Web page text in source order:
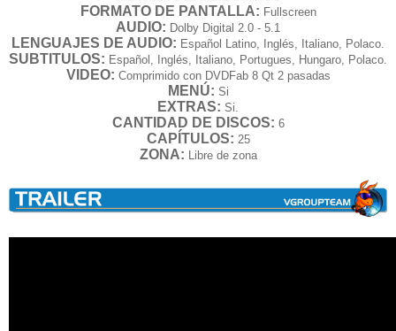
FORMATO DE PANTALLA: Fullscreen
AUDIO: Dolby Digital 2.0 - 5.1
LENGUAJES DE AUDIO: Español Latino, Inglés, Italiano, Polaco.
SUBTITULOS: Español, Inglés, Italiano, Portugues, Hungaro, Polaco.
VIDEO: Comprimido con DVDFab 8 Qt 2 pasadas
MENÚ: Si
EXTRAS: Si.
CANTIDAD DE DISCOS: 6
CAPÍTULOS: 25
ZONA: Libre de zona